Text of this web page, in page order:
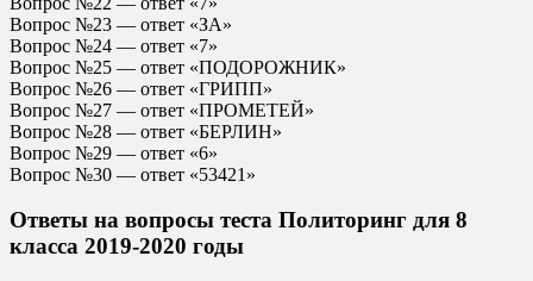
Вопрос №23 — ответ «ЗА»
Вопрос №24 — ответ «7»
Вопрос №25 — ответ «ПОДОРОЖНИК»
Вопрос №26 — ответ «ГРИПП»
Вопрос №27 — ответ «ПРОМЕТЕЙ»
Вопрос №28 — ответ «БЕРЛИН»
Вопрос №29 — ответ «6»
Вопрос №30 — ответ «53421»
Ответы на вопросы теста Политоринг для 8
класса 2019-2020 годы